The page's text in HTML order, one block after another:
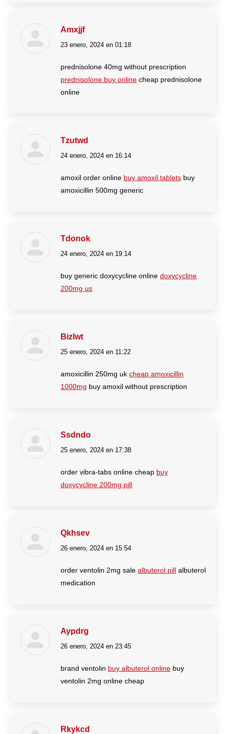
Amxjjf
dice:
23 enero, 2024 en 01:18
prednisolone 40mg without prescription
prednisolone buy online cheap prednisolone
online
Tzutwd
dice:
24 enero, 2024 en 16:14
amoxil order online buy amoxil tablets buy
amoxicillin 500mg generic
Tdonok
dice:
24 enero, 2024 en 19:14
buy generic doxycycline online doxycycline
200mg us
Bizlwt
dice:
25 enero, 2024 en 11:22
amoxicillin 250mg uk cheap amoxicillin
1000mg buy amoxil without prescription
Ssdndo
dice:
25 enero, 2024 en 17:38
order vibra-tabs online cheap buy
doxycycline 200mg pill
Qkhsev
dice:
26 enero, 2024 en 15:54
order ventolin 2mg sale albuterol pill albuterol
medication
Aypdrg
dice:
26 enero, 2024 en 23:45
brand ventolin buy albuterol online buy
ventolin 2mg online cheap
Rkykcd